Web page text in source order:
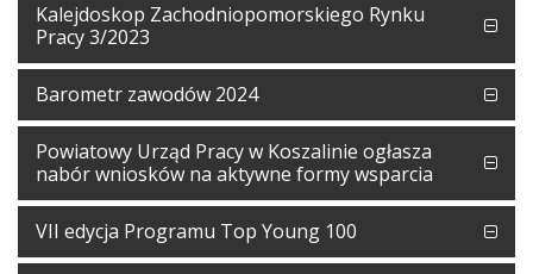
Kalejdoskop Zachodniopomorskiego Rynku
Pracy 3/2023
Barometr zawodów 2024
Powiatowy Urząd Pracy w Koszalinie ogłasza
nabór wniosków na aktywne formy wsparcia
VII edycja Programu Top Young 100